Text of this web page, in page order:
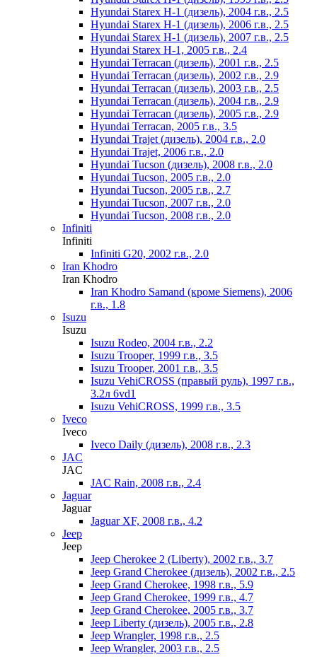
Hyundai Starex H-1 (дизель), 2004 г.в., 2.5
Hyundai Starex H-1 (дизель), 2006 г.в., 2.5
Hyundai Starex H-1 (дизель), 2007 г.в., 2.5
Hyundai Starex H-1, 2005 г.в., 2.4
Hyundai Terracan (дизель), 2001 г.в., 2.5
Hyundai Terracan (дизель), 2002 г.в., 2.9
Hyundai Terracan (дизель), 2003 г.в., 2.5
Hyundai Terracan (дизель), 2004 г.в., 2.9
Hyundai Terracan (дизель), 2005 г.в., 2.9
Hyundai Terracan, 2005 г.в., 3.5
Hyundai Trajet (дизель), 2004 г.в., 2.0
Hyundai Trajet, 2006 г.в., 2.0
Hyundai Tucson (дизель), 2008 г.в., 2.0
Hyundai Tucson, 2005 г.в., 2.0
Hyundai Tucson, 2005 г.в., 2.7
Hyundai Tucson, 2007 г.в., 2.0
Hyundai Tucson, 2008 г.в., 2.0
Infiniti
Infiniti
Infiniti G20, 2002 г.в., 2.0
Iran Khodro
Iran Khodro
Iran Khodro Samand (кроме Siemens), 2006
г.в., 1.8
Isuzu
Isuzu
Isuzu Rodeo, 2004 г.в., 2.2
Isuzu Trooper, 1999 г.в., 3.5
Isuzu Trooper, 2001 г.в., 3.5
Isuzu VehiCROSS (правый руль), 1997 г.в.,
3.2л 6vd1
Isuzu VehiCROSS, 1999 г.в., 3.5
Iveco
Iveco
Iveco Daily (дизель), 2008 г.в., 2.3
JAC
JAC
JAC Rain, 2008 г.в., 2.4
Jaguar
Jaguar
Jaguar XF, 2008 г.в., 4.2
Jeep
Jeep
Jeep Cherokee 2 (Liberty), 2002 г.в., 3.7
Jeep Grand Cherokee (дизель), 2002 г.в., 2.5
Jeep Grand Cherokee, 1998 г.в., 5.9
Jeep Grand Cherokee, 1999 г.в., 4.7
Jeep Grand Cherokee, 2005 г.в., 3.7
Jeep Liberty (дизель), 2005 г.в., 2.8
Jeep Wrangler, 1998 г.в., 2.5
Jeep Wrangler, 2003 г.в., 2.5